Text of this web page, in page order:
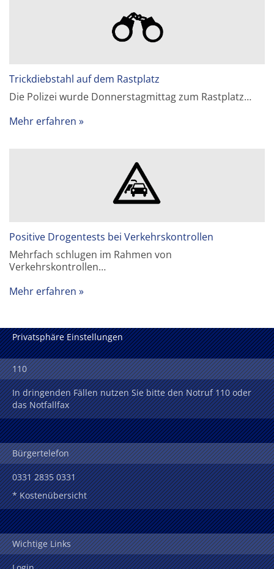
Trickdiebstahl auf dem Rastplatz
Die Polizei wurde Donnerstagmittag zum Rastplatz…
Mehr erfahren
Positive Drogentests bei Verkehrskontrollen
Mehrfach schlugen im Rahmen von
Verkehrskontrollen…
Mehr erfahren
Privatsphäre Einstellungen
110
In dringenden Fällen nutzen Sie bitte den Notruf 110 oder
das Notfallfax
Bürgertelefon
0331 2835 0331
* Kostenübersicht
Wichtige Links